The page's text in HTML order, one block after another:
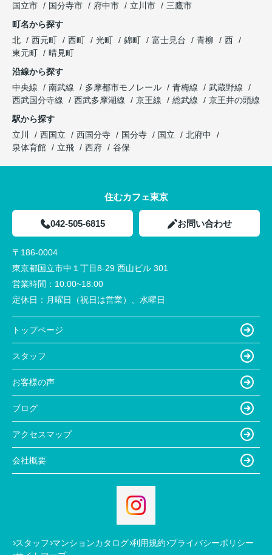
国立市
国分寺市 府中市 立川市
三鷹市
町名から探す
北
西元町 西町 光町 錦町 富士見台 青柳
西
東元町
晴見町
沿線から探す
中央線
南武線 多摩都市モノレール 青梅線
武蔵野線
西武国分寺線
西武多摩湖線 京王線 総武線
京王井の頭線
駅から探す
立川
西国立 西国分寺 国分寺 国立
北府中
泉体育館
立飛 西府 谷保
住むカフェ東京
042-505-6815 お問い合わせ
〒186-0004
東京都国立市中１丁目8-29 西山ビル 301
営業時間： 10:00~18:00
定休日： 月曜日（祝日は営業）、水曜日
トップページ
スタッフ
お客様の声
ブログ
アクセスマップ
会社概要
スタッフ マンションカタログ 利用規約 プライバシーポリシー